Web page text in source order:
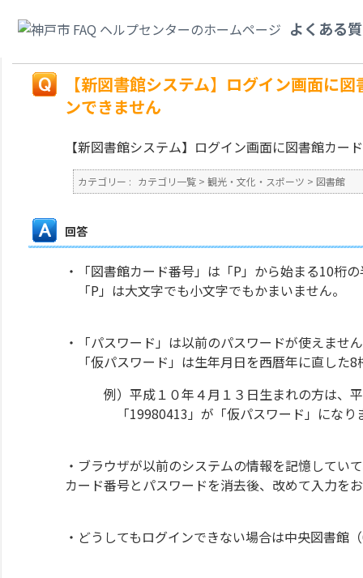
よくある
ログインできません
【新図書館システム】ログイン画面に
ンできません
【新図書館システム】ログイン画面に図書館カ
カテゴリー : カテゴリ一覧 > 観光・文化・スポーツ > 図書館
回答
・「図書館カード番号」は「P」から始まる10桁
「P」は大文字でも小文字でもかまいません。
・「パスワード」は以前のパスワードが使えませ
「仮パスワード」は生年月日を西暦年に直した8
例）平成１０年４月１３日生まれの方は、平
「19980413」が「仮パスワード」になり
・ブラウザが以前のシステムの情報を記憶してい
カード番号とパスワードを消去後、改めて入力を
・どうしてもログインできない場合は中央図書